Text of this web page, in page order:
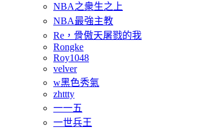
NBA之衆生之上
NBA最強主教
Re，骨傲天屠戮的我
Rongke
Roy1048
velver
w黑色秀氣
zhttty
一一五
一世兵王